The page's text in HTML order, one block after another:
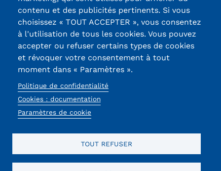
Fiche contact salons, forums,
JPO
13, Rue Ernest
Thierry-Mieg
90010 BELFORT
Cedex
03 84 58 33 10
Réseaux
sociaux
contenu et des publicités pertinents. Si vous
choisissez « TOUT ACCEPTER », vous consentez
à l'utilisation de tous les cookies. Vous pouvez
accepter ou refuser certains types de cookies
et révoquer votre consentement à tout
moment dans « Paramètres ».
Politique de confidentialité
Cookies : documentation
Paramètres de cookie
TOUT REFUSER